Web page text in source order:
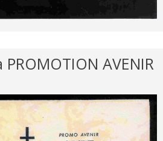
AVENIR